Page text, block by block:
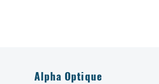
Alpha Optique